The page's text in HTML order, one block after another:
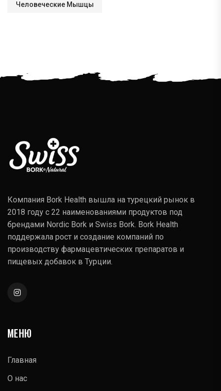
Человеческие Мышцы
Компания Bork Health вышла на турецкий рынок в
2018 году с 22 наименованиями продуктов под
брендами Nordic Bork и Swiss Bork. Bork Health
поддержала рост и создание компаний по
производству фармацевтических препаратов и
пищевых добавок в Турции.
МЕНЮ
Главная
О нас